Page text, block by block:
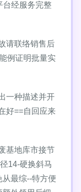
台经服务完整
请联络销售后
例证明批量实
一种描述并开
好==自回应来
基地库市接节
14-硬换斜马
最综--特方便